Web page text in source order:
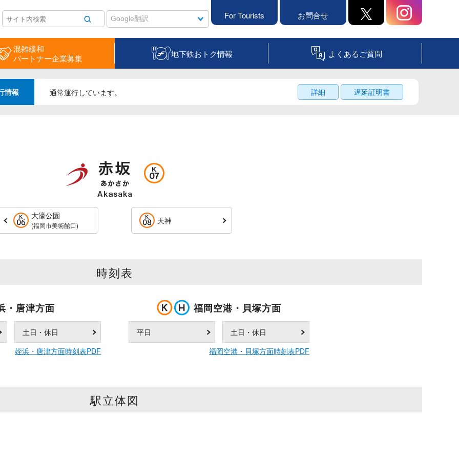
For Tourists お問合せ
混雑緩和
パートナー企業募集
地下鉄おトク情報 よくあるご質問
情報 通常運行しています。 詳細 遅延証明書
大濠公園
(福岡市美術館口) 天神
時刻表
・唐津方面
土日・休日
姪浜・唐津方面時刻表PDF
福岡空港・貝塚方面
平日
土日・休日
福岡空港・貝塚方面時刻表PDF
駅立体図